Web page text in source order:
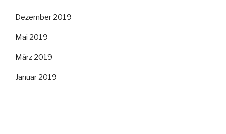
Dezember 2019
Mai 2019
März 2019
Januar 2019